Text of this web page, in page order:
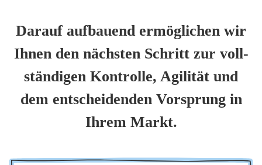
Dar­auf auf­bau­end ermög­li­chen wir
Ihnen den nächs­ten Schritt zur voll­
stän­di­gen Kon­trol­le, Agi­li­tät und
dem ent­schei­den­den Vor­sprung in
Ihrem Markt.